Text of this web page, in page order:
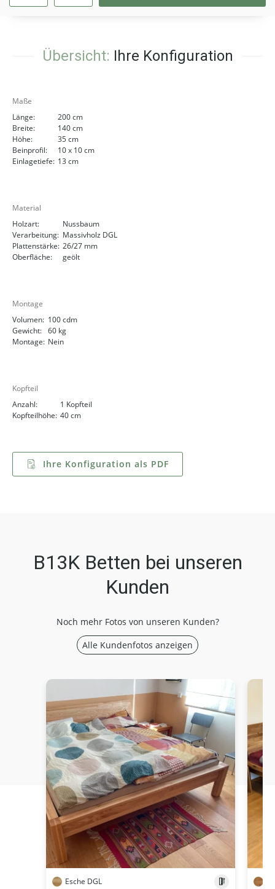
Übersicht: Ihre Konfiguration
Maße
Länge:
200 cm
Breite:
140 cm
Höhe:
35 cm
Beinprofil:
10 x 10 cm
Einlagetiefe: 13 cm
Material
Holzart:
Nussbaum
Verarbeitung: Massivholz DGL
Plattenstärke: 26/27 mm
Oberfläche:
geölt
Montage
Volumen: 100 cdm
Gewicht: 60 kg
Montage: Nein
Kopfteil
Anzahl:
1 Kopfteil
Kopfteilhöhe: 40 cm
Ihre Konfiguration als PDF
B13K Betten bei unseren
Kunden
Noch mehr Fotos von unseren Kunden?
Alle Kundenfotos anzeigen
Esche DGL